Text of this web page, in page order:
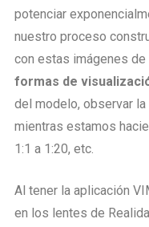
potenciar
nuestro proceso
con estas imágenes de
formas de
del modelo, observar
mientras estamos
1:1 a 1:20, etc.
Al tener la aplicación
en los lentes de